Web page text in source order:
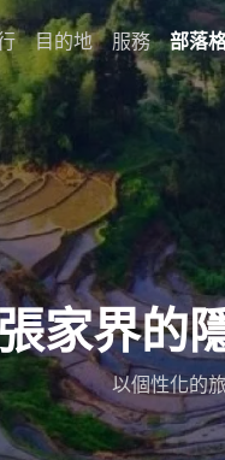
目的地 服務 部落
家界的
以個性化的